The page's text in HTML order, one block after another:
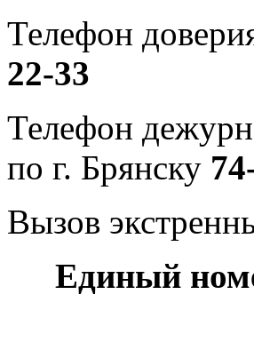
Телефон
22-33
Телефон
по г. Брянску
Вызов
Единый